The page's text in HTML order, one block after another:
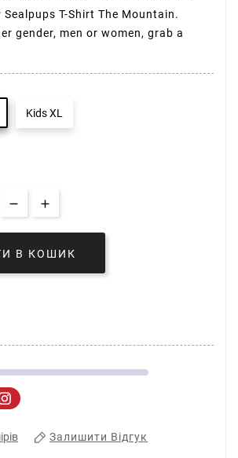
T-Shirt The Mountain.
gender, men or women, grab a
Kids XL
В КОШИК
Залишити Відгук